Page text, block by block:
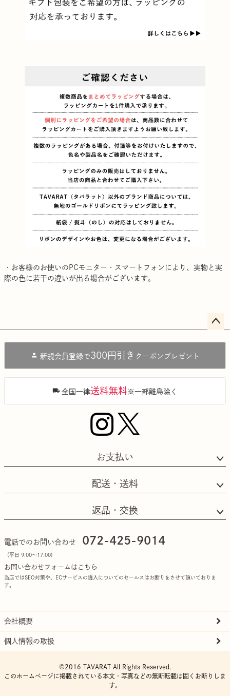
・お客様のお使いのPCモニター・スマートフォンにより、実物と実
際の色に若干の違いが出る場合がございます。
へ
新規会員登録で300円引き クーポンプレゼント
全国一律送料無料※一部離島除く
お支払い
配送・送料
返品・交換
電話でのお問い合わせ 072-425-9014
（平日 9:00〜17:00)
お問い合わせフォームはこちら
当店ではSEO対策や、ECサービスの導入についてのセールスはお断りをさせて頂いておりま
す。
会社概要
個人情報の取扱
©2016 TAVARAT All Rights Reserved.
このホームページに掲載されている本文・写真などの無断転載は固くお断りしま
す。